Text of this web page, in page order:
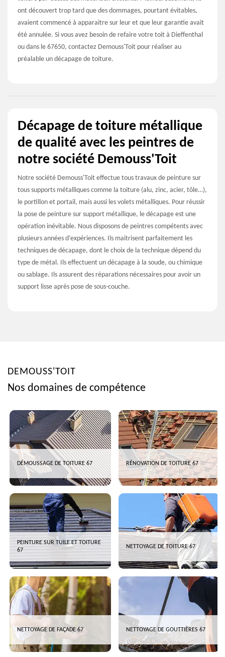
ont découvert trop tard que des dommages, pourtant évitables,
avaient commencé à apparaitre sur leur et que leur garantie avait
été annulée. Si vous avez besoin de refaire votre toit à Dieffenthal
ou dans le 67650, contactez Demouss'Toit pour réaliser au
préalable un décapage de toiture.
Décapage de toiture métallique
de qualité avec les peintres de
notre société Demouss'Toit
Notre société Demouss'Toit effectue tous travaux de peinture sur
tous supports métalliques comme la toiture (alu, zinc, acier, tôle…),
le portillon et portail, mais aussi les volets métalliques. Pour réussir
la pose de peinture sur support métallique, le décapage est une
opération inévitable. Nous disposons de peintres compétents avec
plusieurs années d’expériences. Ils maitrisent parfaitement les
techniques de décapage, dont le choix de la technique dépend du
type de métal. Ils effectuent un décapage à la soude, ou chimique
ou sablage. Ils assurent des réparations nécessaires pour avoir un
support lisse après pose de sous-couche.
DEMOUSS'TOIT
Nos domaines de compétence
DÉMOUSSAGE DE TOITURE 67 RÉNOVATION DE TOITURE 67
PEINTURE SUR TUILE ET TOITURE
67
NETTOYAGE DE TOITURE 67
NETTOYAGE DE FAÇADE 67 NETTOYAGE DE GOUTTIÈRES 67